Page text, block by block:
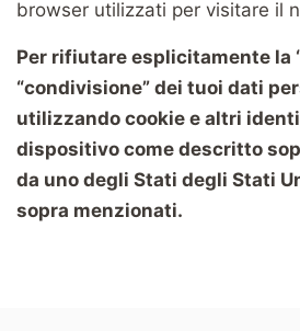
browser utilizzati per visitare il
Per rifiutare esplicitamente la
“condivisione” dei tuoi dati
utilizzando cookie e altri
dispositivo come descritto
da uno degli Stati degli Stati
sopra menzionati.